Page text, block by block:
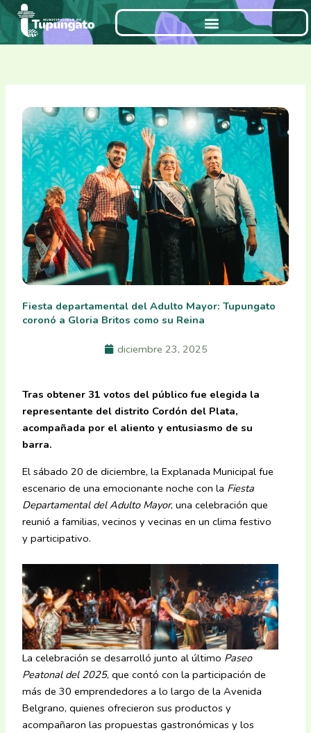
Ir
contenido
Fiesta departamental del Adulto Mayor: Tupungato
coronó a Gloria Britos como su Reina
diciembre 23, 2025
Tras obtener 31 votos del público fue elegida la
representante del distrito Cordón del Plata,
acompañada por el aliento y entusiasmo de su
barra.
El sábado 20 de diciembre, la Explanada Municipal fue
escenario de una emocionante noche con la Fiesta
Departamental del Adulto Mayor, una celebración que
reunió a familias, vecinos y vecinas en un clima festivo
y participativo.
La celebración se desarrolló junto al último Paseo
Peatonal del 2025, que contó con la participación de
más de 30 emprendedores a lo largo de la Avenida
Belgrano, quienes ofrecieron sus productos y
acompañaron las propuestas gastronómicas y los